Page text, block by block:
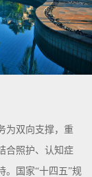
为双向支撑，重
合照护、认知症
。国家“十四五”规